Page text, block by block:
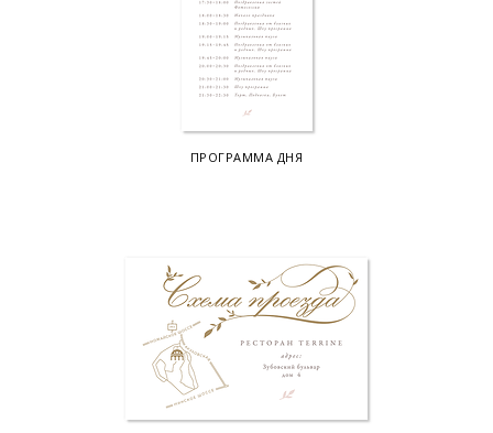
ПРОГРАММА ДНЯ